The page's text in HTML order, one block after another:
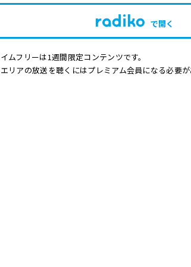
で開く
ムフリーは1週間限定コンテンツです。
リアの放送を聴くにはプレミアム会員になる必要が